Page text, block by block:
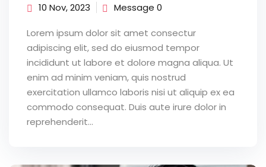
10 Nov, 2023 Message 0
Lorem ipsum dolor sit amet consectur
adipiscing elit, sed do eiusmod tempor
incididunt ut labore et dolore magna aliqua. Ut
enim ad minim veniam, quis nostrud
exercitation ullamco laboris nisi ut aliquip ex ea
commodo consequat. Duis aute irure dolor in
reprehenderit...